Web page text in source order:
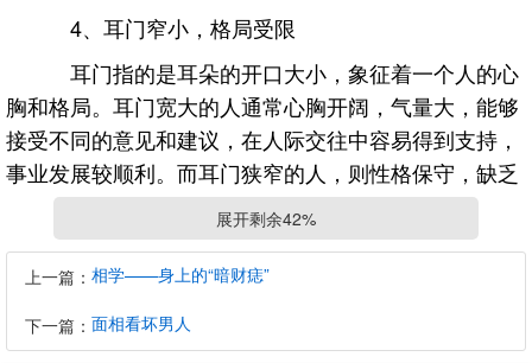
4、耳门窄小，格局受限
耳门指的是耳朵的开口大小，象征着一个人的心
胸和格局。耳门宽大的人通常心胸开阔，气量大，能够
接受不同的意见和建议，在人际交往中容易得到支持，
事业发展较顺利。而耳门狭窄的人，则性格保守，缺乏
远见，做事容易受到局限，难以成就大事业，财运和福
运也相对较差。
5、耳垂单薄，无福之相
耳垂厚大、饱满的人一般被认为福气深厚，容易
展开剩余42%
上一篇： 相学——身上的“暗财痣”
下一篇： 面相看坏男人